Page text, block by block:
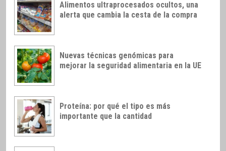
Alimentos ultraprocesados ocultos, una
alerta que cambia la cesta de la compra
Nuevas técnicas genómicas para
mejorar la seguridad alimentaria en la UE
Proteína: por qué el tipo es más
importante que la cantidad